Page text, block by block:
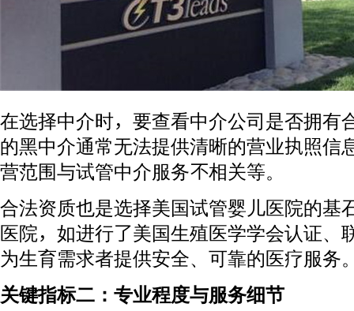
在选择中介时，要查看中介公司是否拥有
的黑中介通常无法提供清晰的营业执照信
营范围与试管中介服务不相关等。
合法资质也是选择美国试管婴儿医院的基
医院，如进行了美国生殖医学学会认证、
为生育需求者提供安全、可靠的医疗服务
关键指标二：专业程度与服务细节